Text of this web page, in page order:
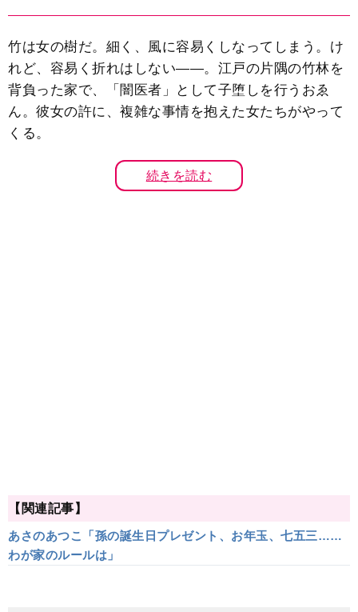
竹は女の樹だ。細く、風に容易くしなってしまう。け
れど、容易く折れはしない――。江戸の片隅の竹林を
背負った家で、「闇医者」として子堕しを行うおゑ
ん。彼女の許に、複雑な事情を抱えた女たちがやって
くる。
続きを読む
【関連記事】
あさのあつこ「孫の誕生日プレゼント、お年玉、七五三……
わが家のルールは」